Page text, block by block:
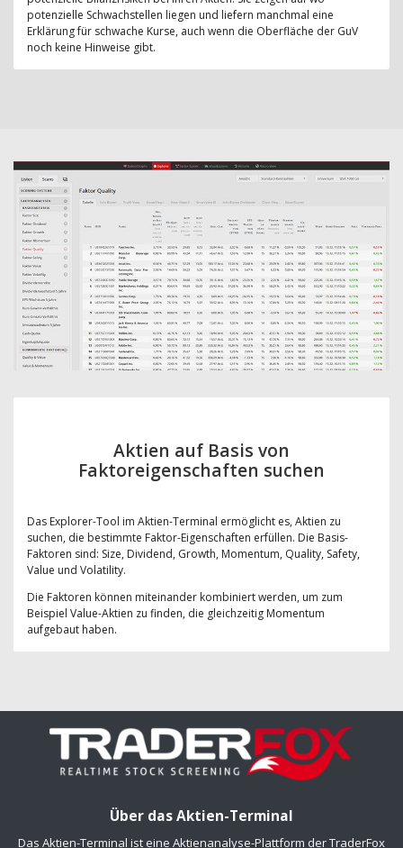
potenzielle Schwachstellen liegen und liefern manchmal eine
Erklärung für schwache Kurse, auch wenn die Oberfläche der GuV
noch keine Hinweise gibt.
Aktien auf Basis von
Faktoreigenschaften suchen
Das Explorer-Tool im Aktien-Terminal ermöglicht es, Aktien zu
suchen, die bestimmte Faktor-Eigenschaften erfüllen. Die Basis-
Faktoren sind: Size, Dividend, Growth, Momentum, Quality, Safety,
Value und Volatility.
Die Faktoren können miteinander kombiniert werden, um zum
Beispiel Value-Aktien zu finden, die gleichzeitig Momentum
aufgebaut haben.
Über das Aktien-Terminal
Das Aktien-Terminal ist eine Aktienanalyse-Plattform der TraderFox